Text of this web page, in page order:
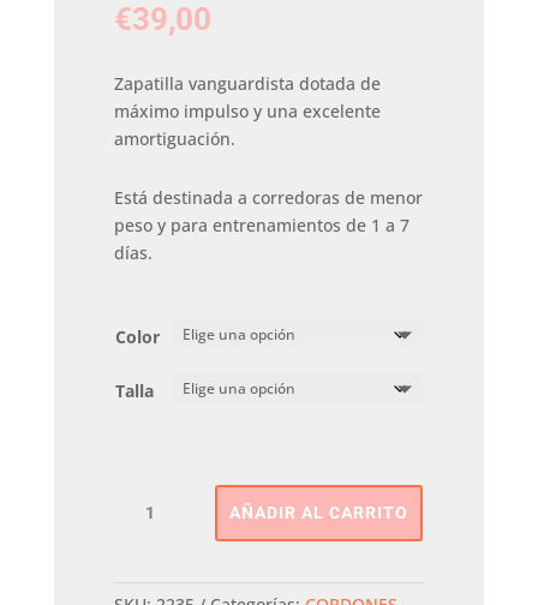
€39,00
Zapatilla vanguardista dotada de
máximo impulso y una excelente
amortiguación.
Está destinada a corredoras de menor
peso y para entrenamientos de 1 a 7
días.
Color
Talla
Rodio
AÑADIR AL CARRITO